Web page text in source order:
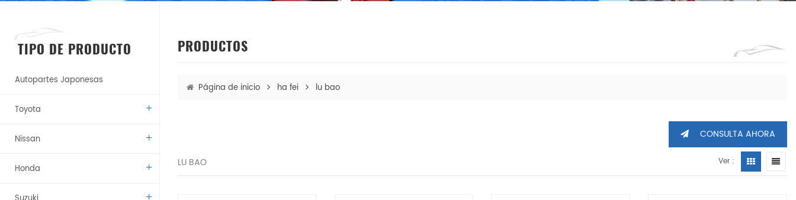
TIPO DE PRODUCTO
Autopartes Japonesas
Toyota
Nissan
Honda
PRODUCTOS
Página de inicio ha fei lu bao
CONSULTA AHORA
LU BAO Ver :